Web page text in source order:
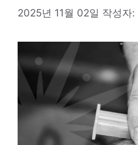
2025년 11월 02일 작성자: